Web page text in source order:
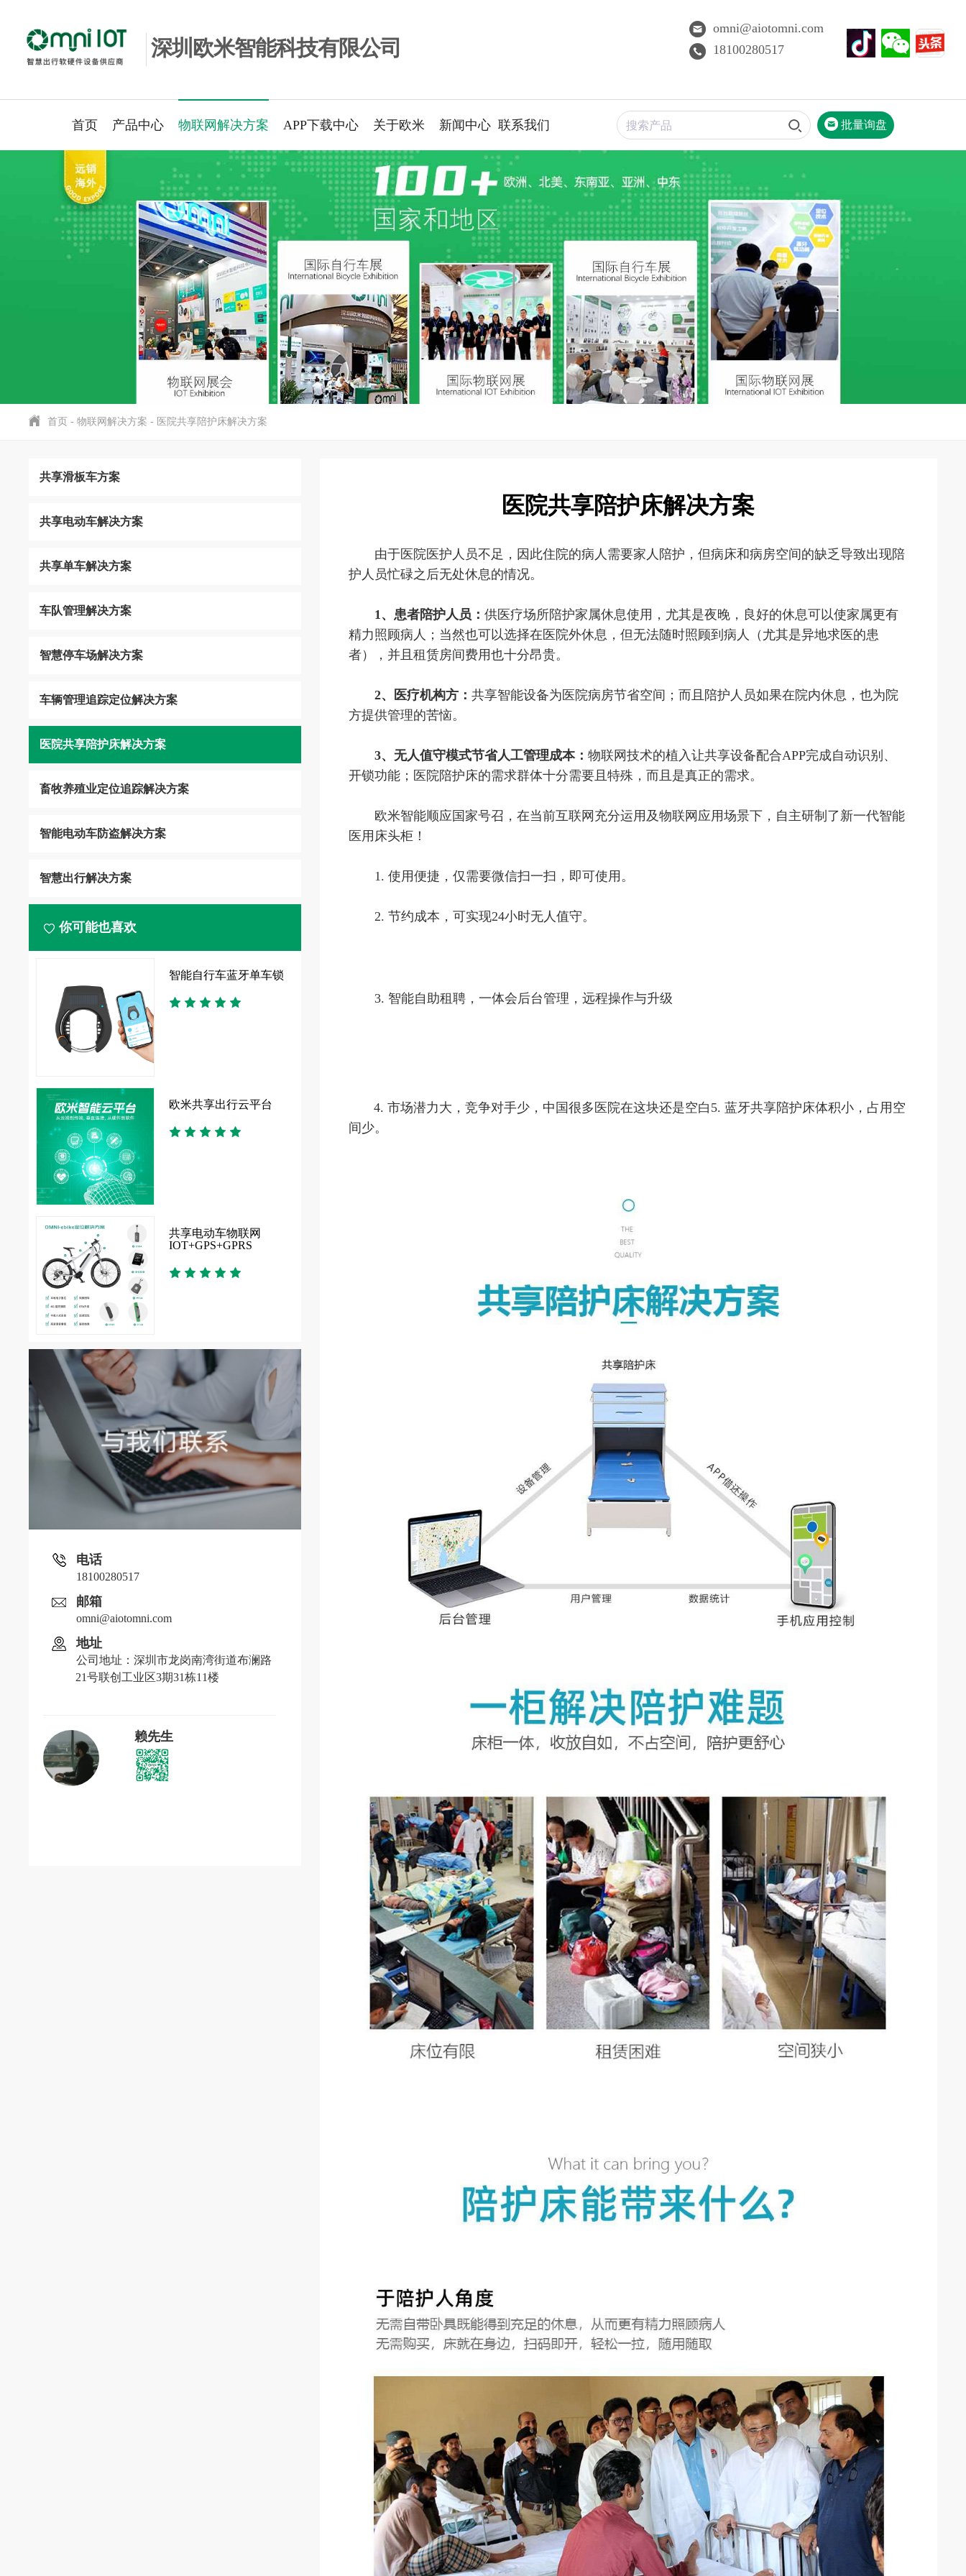
深圳欧米智能科技有限公司
omni@aiotomni.com
18100280517
首页 产品中心 物联网解决方案 APP下载中心 关于欧米 新闻中心 联系我们 批量询盘
首页 -物联网解决方案 - 医院共享陪护床解决方案
医院共享陪护床解决方案
由于医院医护人员不足，因此住院的病人需要家人陪护，但病床和病房空间的缺乏导致出现陪
护人员忙碌之后无处休息的情况。
1、患者陪护人员： 供医疗场所陪护家属休息使用，尤其是夜晚，良好的休息可以使家属更有
精力照顾病人；当然也可以选择在医院外休息，但无法随时照顾到病人（尤其是异地求医的患
者），并且租赁房间费用也十分昂贵。
2、医疗机构方： 共享智能设备为医院病房节省空间；而且陪护人员如果在院内休息，也为院
方提供管理的苦恼。
3、无人值守模式节省人工管理成本： 物联网技术的植入让共享设备配合APP完成自动识别、
开锁功能；医院陪护床的需求群体十分需要且特殊，而且是真正的需求。
欧米智能顺应国家号召，在当前互联网充分运用及物联网应用场景下，自主研制了新一代智能
医用床头柜！
1. 使用便捷，仅需要微信扫一扫，即可使用。
2. 节约成本，可实现24小时无人值守。
3. 智能自助租聘，一体会后台管理，远程操作与升级
4. 市场潜力大，竞争对手少，中国很多医院在这块还是空白5. 蓝牙共享陪护床体积小，占用空
间少。
共享滑板车方案
共享电动车解决方案
共享单车解决方案
车队管理解决方案
智慧停车场解决方案
车辆管理追踪定位解决方案
医院共享陪护床解决方案
畜牧养殖业定位追踪解决方案
智能电动车防盗解决方案
智慧出行解决方案
你可能也喜欢
智能自行车蓝牙单车锁
欧米共享出行云平台
共享电动车物联网
IOT+GPS+GPRS
电话
18100280517
邮箱
omni@aiotomni.com
地址
公司地址：深圳市龙岗南湾街道布澜路
21号联创工业区3期31栋11楼
赖先生